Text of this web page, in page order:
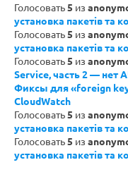
Голосовать5 из
установка пакетів та
Голосовать5 из
установка пакетів та
Голосовать5 из
Service, часть 2 — нет
Фиксы для «foreign
CloudWatch
Голосовать5 из
установка пакетів та
Голосовать5 из
установка пакетів та